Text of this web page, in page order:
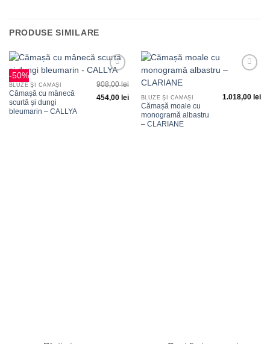
PRODUSE SIMILARE
-50%
la
BLUZE ŞI CĂMĂȘI
Cămașă cu mânecă
scurtă și dungi
bleumarin – CALLYA
908,00lei
454,00 lei BLUZE ŞI CĂMĂȘI
Cămașă moale cu
monogramă albastru
– CLARIANE
1.018,00 lei